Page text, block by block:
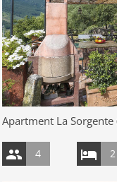
Apartment La Sorgente
4 2